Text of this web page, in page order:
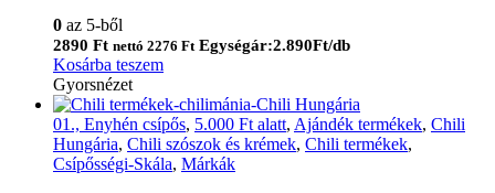
0 az 5-ből
2890 Ft nettó 2276 Ft Egységár:2.890Ft/db
Kosárba teszem
Gyorsnézet
01., Enyhén csípős, 5.000 Ft alatt, Ajándék termékek, Chili
Hungária, Chili szószok és krémek, Chili termékek,
Csípősségi-Skála, Márkák